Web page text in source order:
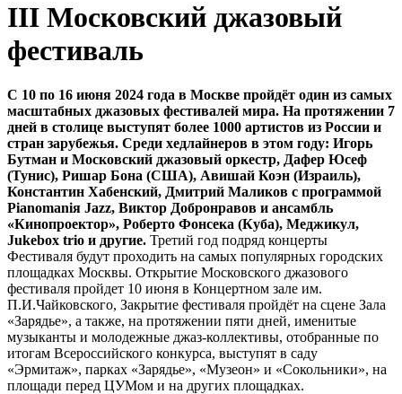
III Московский джазовый
фестиваль
С 10 по 16 июня 2024 года в Москве пройдёт один из самых
масштабных джазовых фестивалей мира. На протяжении 7
дней в столице выступят более 1000 артистов из России и
стран зарубежья. Среди хедлайнеров в этом году: Игорь
Бутман и Московский джазовый оркестр, Дафер Юсеф
(Тунис), Ришар Бона (США), Авишай Коэн (Израиль),
Константин Хабенский, Дмитрий Маликов с программой
Pianomaniя Jazz, Виктор Добронравов и ансамбль
«Кинопроектор», Роберто Фонсека (Куба), Меджикул,
Jukebox trio и другие. Третий год подряд концерты
Фестиваля будут проходить на самых популярных городских
площадках Москвы. Открытие Московского джазового
фестиваля пройдет 10 июня в Концертном зале им.
П.И.Чайковского, Закрытие фестиваля пройдёт на сцене Зала
«Зарядье», а также, на протяжении пяти дней, именитые
музыканты и молодежные джаз-коллективы, отобранные по
итогам Всероссийского конкурса, выступят в саду
«Эрмитаж», парках «Зарядье», «Музеон» и «Сокольники», на
площади перед ЦУМом и на других площадках.